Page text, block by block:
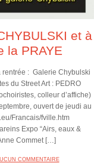
et à
la PRAYE
rentrée : Galerie Chybulski
du Street Art : PEDRO
colleur d’affiche)
ouvert de jeudi au
Francais/fville.htm
Expo “Airs, eaux &
Commet […]
COMMENTAIRE